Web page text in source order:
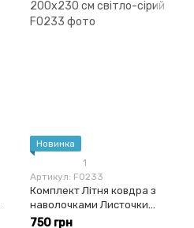
Новинка
1
Артикул: F0233
Комплект Літня ковдра з
наволочками Листочки
200x230 см світло-сірий
750 грн